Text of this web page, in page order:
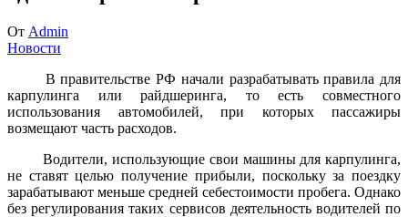
От Admin
Новости
В правительстве РФ начали разрабатывать правила для
карпулинга или райдшеринга, то есть совместного
использования автомобилей, при которых пассажиры
возмещают часть расходов.
Водители, использующие свои машины для карпулинга,
не ставят целью получение прибыли, поскольку за поездку
зарабатывают меньше средней себестоимости пробега. Однако
без регулирования таких сервисов деятельность водителей по